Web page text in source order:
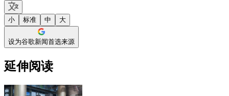
小 标准 中 大
设为谷歌新闻首选来源
延伸阅读